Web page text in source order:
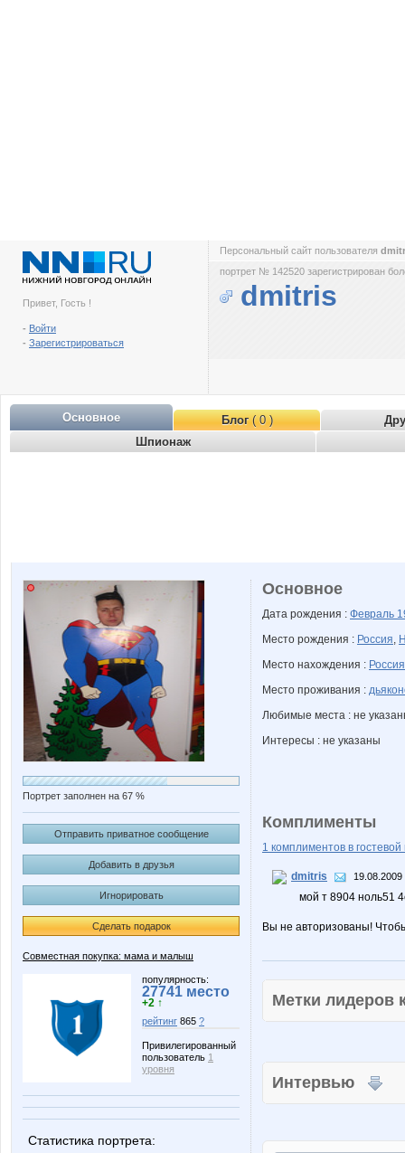
Привет, Гость !
- Войти
- Зарегистрироваться
Персональный сайт пользователя
портрет № 142520 зарегистрирован
dmitris
Основное Блог( 0 )
Шпионаж
Портрет заполнен на 67 %
Отправить приватное сообщение
Добавить в друзья
Игнорировать
Сделать подарок
Совместная покупка: мама и малыш
популярность:
27741 место
+2 ↑
рейтинг 865 ?
Привилегированный
пользователь 1
уровня
Статистика портрета:
Основное
Дата рождения : Февраль
Место рождения : Россия,
Место нахождения : Россия
Место проживания :
Любимые места : не
Интересы : не указаны
Комплименты
1 комплиментов в гостевой
dmitris 19.08.2009
мой т 8904 ноль51
Вы не авторизованы!
Метки
Интервью